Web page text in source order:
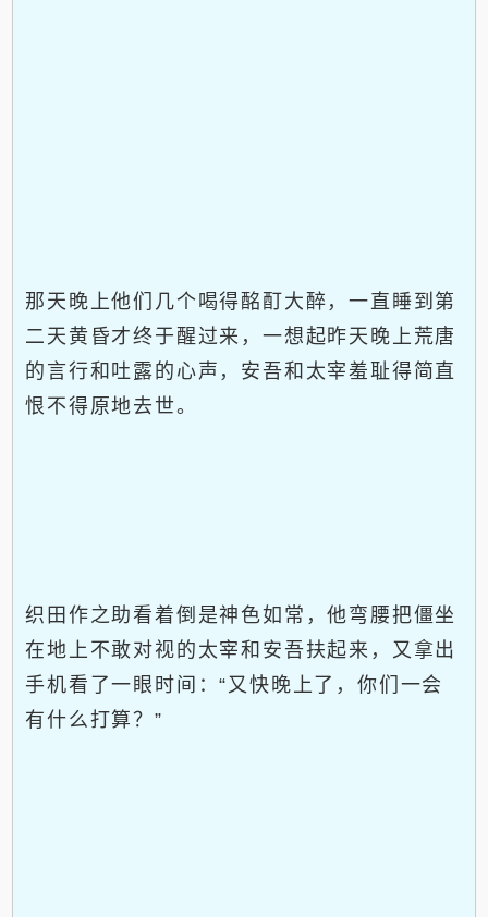
那天晚上他们几个喝得酩酊大醉，一直睡到第
二天黄昏才终于醒过来，一想起昨天晚上荒唐
的言行和吐露的心声，安吾和太宰羞耻得简直
恨不得原地去世。
织田作之助看着倒是神色如常，他弯腰把僵坐
在地上不敢对视的太宰和安吾扶起来，又拿出
手机看了一眼时间：“又快晚上了，你们一会
有什么打算？”